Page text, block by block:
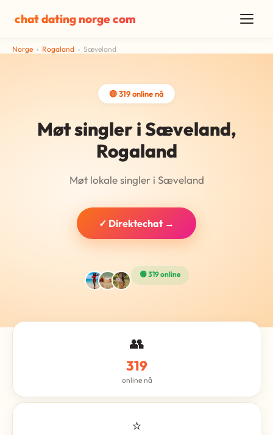
chat dating norge com
Norge › Rogaland › Sæveland
🔴 319 online nå
Møt singler i Sæveland,
Rogaland
Møt lokale singler i Sæveland
✓ Direktechat →
🟢 319 online
👥
319
online nå
⭐